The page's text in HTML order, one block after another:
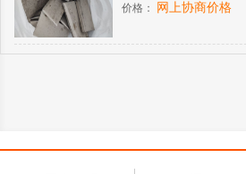
价格：
网上协商价格